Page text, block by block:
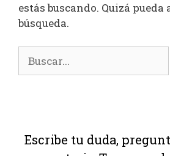
estás buscando. Quizá
búsqueda.
Escribe tu duda,